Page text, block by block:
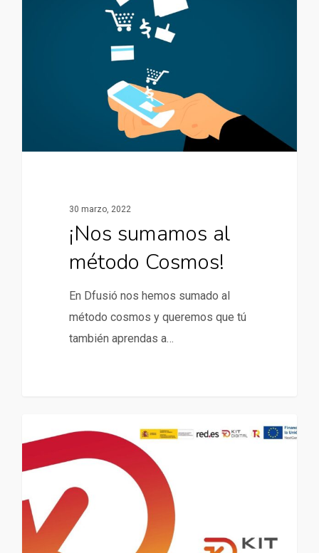
30 marzo, 2022
¡Nos sumamos al
método Cosmos!
En Dfusió nos hemos sumado al
método cosmos y queremos que tú
también aprendas a…